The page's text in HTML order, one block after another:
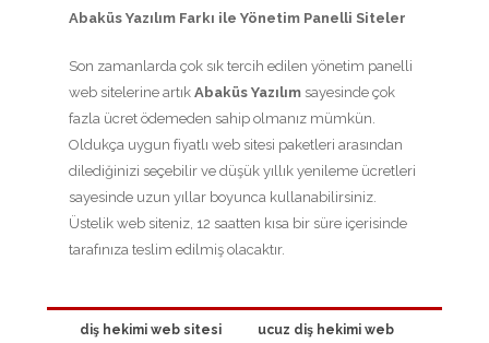
Abaküs Yazılım Farkı ile Yönetim Panelli Siteler
Son zamanlarda çok sık tercih edilen yönetim panelli
web sitelerine artık Abaküs Yazılım sayesinde çok
fazla ücret ödemeden sahip olmanız mümkün.
Oldukça uygun fiyatlı web sitesi paketleri arasından
dilediğinizi seçebilir ve düşük yıllık yenileme ücretleri
sayesinde uzun yıllar boyunca kullanabilirsiniz.
Üstelik web siteniz, 12 saatten kısa bir süre içerisinde
tarafınıza teslim edilmiş olacaktır.
diş hekimi web sitesi ucuz diş hekimi web